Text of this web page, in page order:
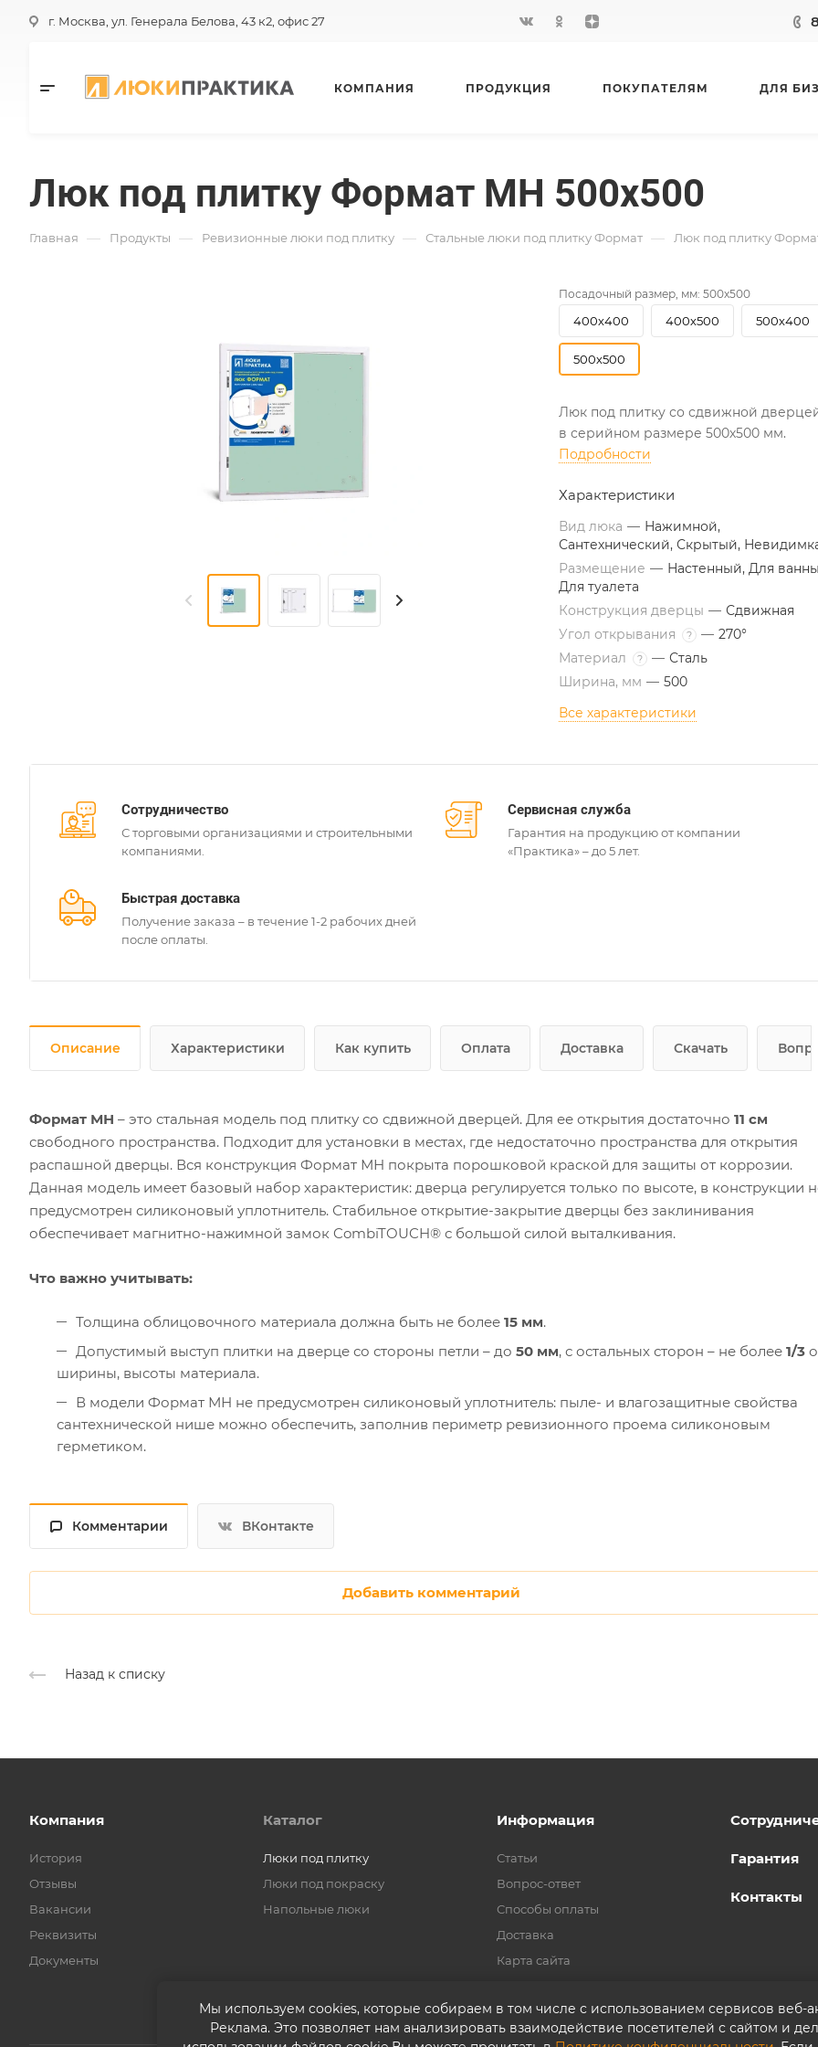
г. Москва, ул. Генерала Белова, 43 к2, офис 27
КОМПАНИЯ ПРОДУКЦИЯ ПОКУПАТЕЛЯМ ДЛЯ
Люк под плитку Формат МН 500х500
Главная — Продукты — Ревизионные люки под плитку — Стальные люки под плитку Формат — Люк под плитку
Посадочный размер, мм: 500х500
400х400 400х500 500х400
500х500
Люк под плитку со сдвижной
в серийном размере 500х500 мм.
Подробности
Характеристики
Вид люка — Нажимной,
Сантехнический, Скрытый,
Размещение — Настенный, Для
Для туалета
Конструкция дверцы — Сдвижная
Угол открывания
? — 270°
Материал
? — Сталь
Ширина, мм — 500
Все характеристики
Сотрудничество
С торговыми организациями и строительными
компаниями.
Сервисная служба
Гарантия на продукцию от компании
«Практика» – до 5 лет.
Быстрая доставка
Получение заказа – в течение 1-2 рабочих дней
после оплаты.
Описание Характеристики Как купить Оплата Доставка Скачать
Формат МН – это стальная модель под плитку со сдвижной дверцей. Для ее открытия достаточно 11 см
свободного пространства. Подходит для установки в местах, где недостаточно пространства для открытия
распашной дверцы. Вся конструкция Формат МН покрыта порошковой краской для защиты от коррозии.
Данная модель имеет базовый набор характеристик: дверца регулируется только по высоте, в конструкции
предусмотрен силиконовый уплотнитель. Стабильное открытие-закрытие дверцы без заклинивания
обеспечивает магнитно-нажимной замок CombiTOUCH® с большой силой выталкивания.
Что важно учитывать:
Толщина облицовочного материала должна быть не более 15 мм.
Допустимый выступ плитки на дверце со стороны петли – до 50 мм, с остальных сторон – не более 1/3
ширины, высоты материала.
В модели Формат МН не предусмотрен силиконовый уплотнитель: пыле- и влагозащитные свойства
сантехнической нише можно обеспечить, заполнив периметр ревизионного проема силиконовым
герметиком.
Комментарии ВКонтакте
Добавить комментарий
Назад к списку
Компания
История
Отзывы
Вакансии
Реквизиты
Документы
Каталог
Люки под плитку
Люки под покраску
Напольные люки
Информация
Статьи
Вопрос-ответ
Способы оплаты
Доставка
Карта сайта
Гарантия
Контакты
Мы используем cookies, которые собираем в том числе с использованием сервисов веб-
Реклама. Это позволяет нам анализировать взаимодействие посетителей с сайтом и